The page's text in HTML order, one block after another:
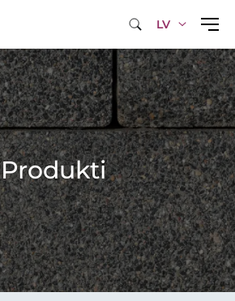
LV
Produkti